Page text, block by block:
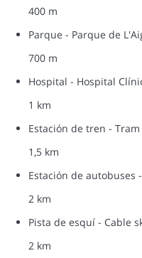
400 m
Parque - Parque de
700 m
Hospital - Hospital
1 km
Estación de tren -
1,5 km
Estación de autobuses
2 km
Pista de esquí - Cable
2 km